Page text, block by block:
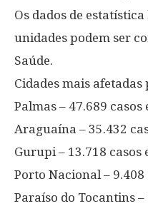
Os dados de
unidades podem ser
Saúde.
Cidades mais
Palmas – 47.689 casos
Araguaína – 35.432
Gurupi – 13.718 casos
Porto Nacional – 9.408
Paraíso do Tocantins